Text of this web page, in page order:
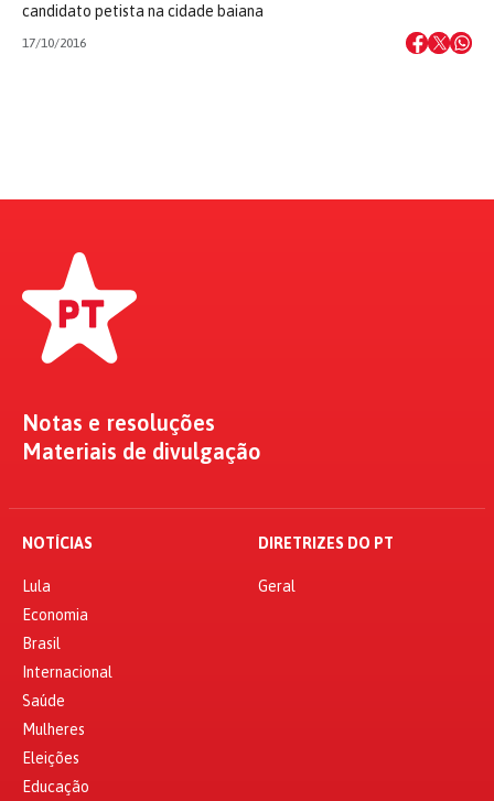
candidato petista na cidade baiana
17/10/2016
Notas e resoluções
Materiais de divulgação
NOTÍCIAS
Lula
Economia
Brasil
Internacional
Saúde
Mulheres
Eleições
Educação
DIRETRIZES DO PT
Geral